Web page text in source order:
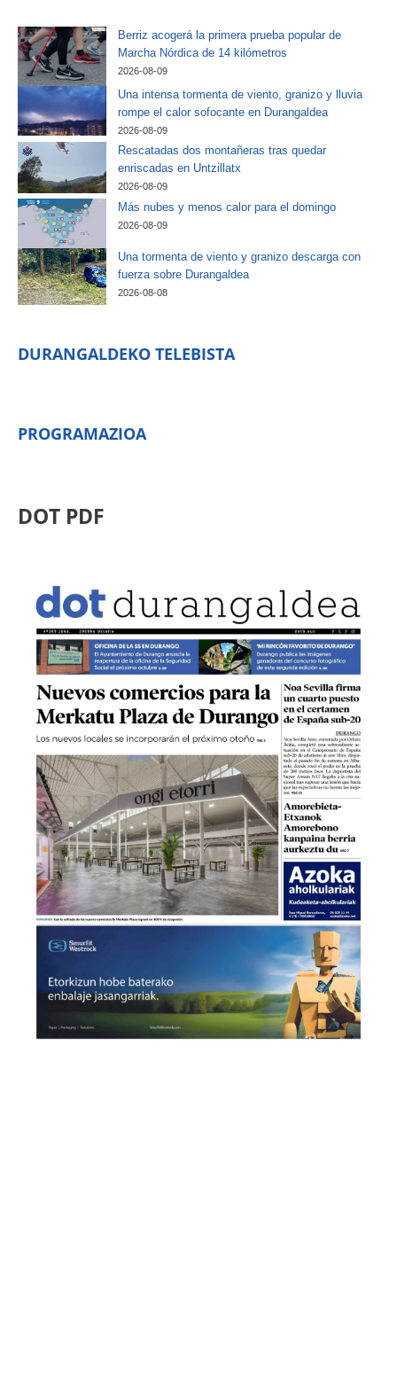
Berriz acogerá la primera prueba popular de
Marcha Nórdica de 14 kilómetros
2026-08-09
Una intensa tormenta de viento, granizo y lluvia
rompe el calor sofocante en Durangaldea
2026-08-09
Rescatadas dos montañeras tras quedar
enriscadas en Untzillatx
2026-08-09
Más nubes y menos calor para el domingo
2026-08-09
Una tormenta de viento y granizo descarga con
fuerza sobre Durangaldea
2026-08-08
DURANGALDEKO TELEBISTA
PROGRAMAZIOA
DOT PDF